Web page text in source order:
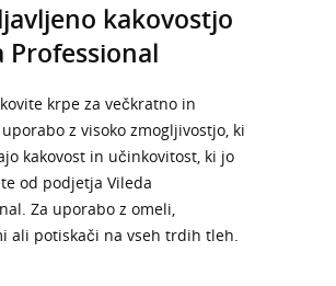
kakovostjo
Professional
krpe za večkratno in
z visoko zmogljivostjo, ki
kakovost in učinkovitost, ki jo
od podjetja Vileda
Za uporabo z omeli,
ali potiskači na vseh trdih tleh.